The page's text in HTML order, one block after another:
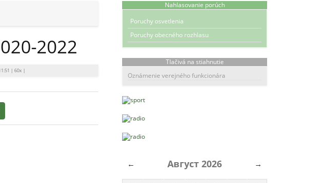
2022
| 60x|
Nahlasovanie porúch
Poruchy osvetlenia
Poruchy obecného rozhlasu
Tlačivá na stiahnutie
Oznámenie verejného funkcionára
← →
Август 2026